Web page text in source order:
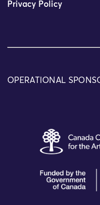
Privacy Policy
OPERATIONAL